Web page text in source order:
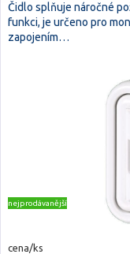
Čidlo splňuje náročné
funkci, je určeno pro
zapojením…
nejprodávanější
cena/ks